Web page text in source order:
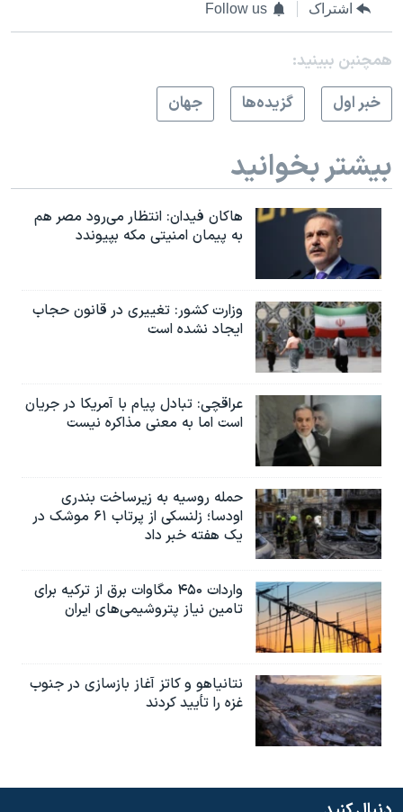
اشتراک Follow us
همچنبن ببینید:
خبر اول
گزيده‌ها جهان
بیشتر بخوانید
هاکان فیدان: انتظار می‌رود مصر هم
به پیمان امنیتی مکه بپیوندد
وزارت کشور: تغییری در قانون حجاب
ایجاد نشده است
عراقچی: تبادل پیام با آمریکا در جریان
است اما به معنی مذاکره نیست
حمله روسیه به زیرساخت بندری
اودسا؛ زلنسکی از پرتاب ۶۱ موشک در
یک هفته خبر داد
واردات ۴۵۰ مگاوات برق از ترکیه برای
تامین نیاز پتروشیمی‌های ایران
نتانیاهو و کاتز آغاز بازسازی در جنوب
غزه را تأیید کردند